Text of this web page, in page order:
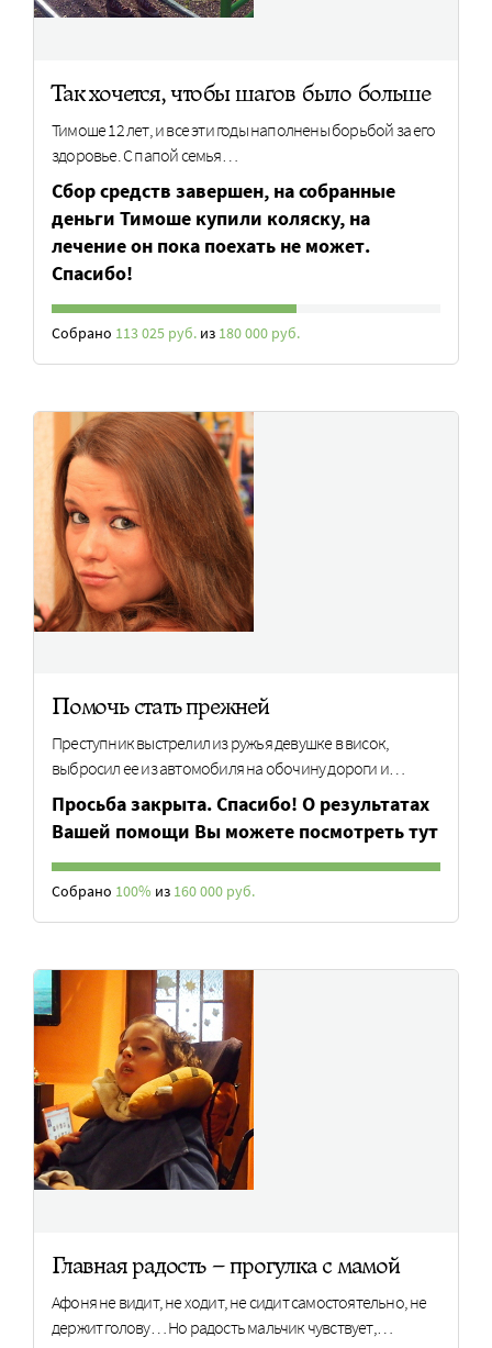
Так хочется, чтобы шагов было больше
Тимоше 12 лет, и все эти годы наполнены борьбой за его
здоровье. С папой семья…
Сбор средств завершен, на собранные
деньги Тимоше купили коляску, на
лечение он пока поехать не может.
Спасибо!
Собрано 113 025 руб. из 180 000 руб.
Помочь стать прежней
Преступник выстрелил из ружья девушке в висок,
выбросил ее из автомобиля на обочину дороги и…
Просьба закрыта. Спасибо! О результатах
Вашей помощи Вы можете посмотреть тут
Собрано 100% из 160 000 руб.
Главная радость – прогулка с мамой
Афоня не видит, не ходит, не сидит самостоятельно, не
держит голову… Но радость мальчик чувствует,…